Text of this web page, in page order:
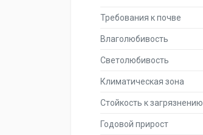
Требования к почве
Влаголюбивость
Светолюбивость
Климатическая зона
Стойкость к загрязнению
Годовой прирост